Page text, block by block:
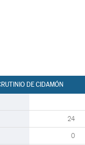
DE CIDAMÓN
24
0